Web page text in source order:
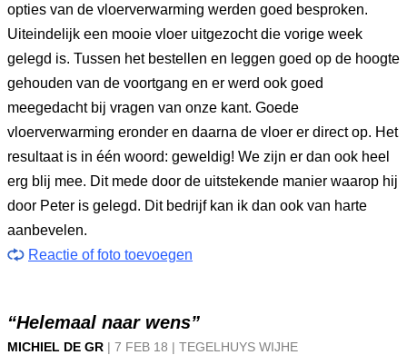
opties van de vloerverwarming werden goed besproken.
Uiteindelijk een mooie vloer uitgezocht die vorige week
gelegd is. Tussen het bestellen en leggen goed op de hoogte
gehouden van de voortgang en er werd ook goed
meegedacht bij vragen van onze kant. Goede
vloerverwarming eronder en daarna de vloer er direct op. Het
resultaat is in één woord: geweldig! We zijn er dan ook heel
erg blij mee. Dit mede door de uitstekende manier waarop hij
door Peter is gelegd. Dit bedrijf kan ik dan ook van harte
aanbevelen.
Reactie of foto toevoegen
“Helemaal naar wens”
MICHIEL DE GR | 7 FEB 18 | TEGELHUYS WIJHE